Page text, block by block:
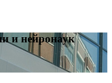
и нейронаук